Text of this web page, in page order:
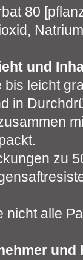
80
und
leicht
in
zu
nicht alle
und